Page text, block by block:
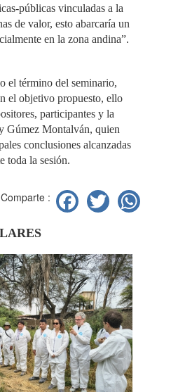
públicas vinculadas a la
de valor, esto abarcaría un
en la zona andina”.
el término del seminario,
el objetivo propuesto, ello
participantes y la
Gúmez Montalván, quien
conclusiones alcanzadas
toda la sesión.
Comparte : Facebook
Twitter